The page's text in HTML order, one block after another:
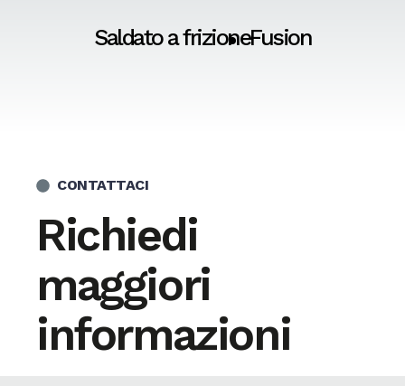
Saldato a frizioneFusion
CONTATTACI
Richiedi
maggiori
informazioni